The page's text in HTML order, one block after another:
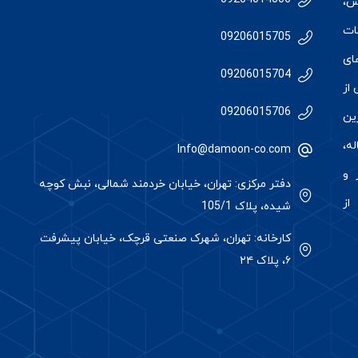
و
09206015705
09206015704
09206015706
Info@damoon-co.com
دفتر مرکزی: تهران، خیابان خردمند شمالی، نبش کوچه
شیده، پلاک 105/1
کارخانه: تهران، شهرک صنعتی قرچک، خیابان پیشرفت
۶، پلاک ۲۴